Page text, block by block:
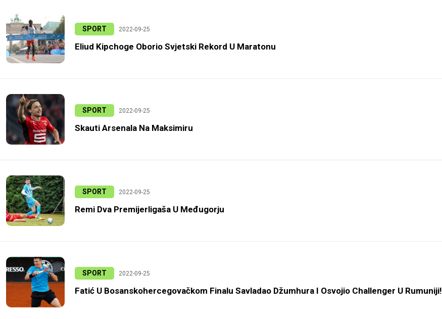
SPORT 2022-09-25
Eliud Kipchoge Oborio Svjetski Rekord U Maratonu
SPORT 2022-09-25
Skauti Arsenala Na Maksimiru
SPORT 2022-09-25
Remi Dva Premijerligaša U Međugorju
SPORT 2022-09-25
Fatić U Bosanskohercegovačkom Finalu Savladao Džumhura I Osvojio Challenger U Rumuniji!